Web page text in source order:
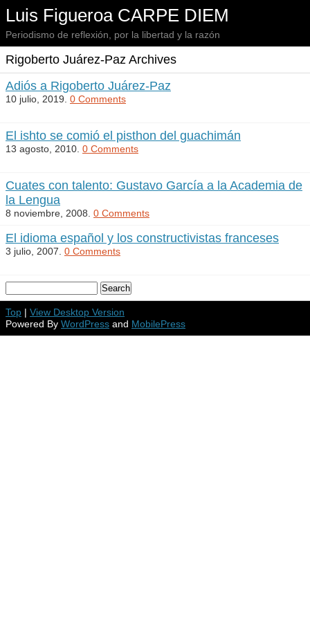
Luis Figueroa CARPE DIEM
Periodismo de reflexión, por la libertad y la razón
Rigoberto Juárez-Paz Archives
Adiós a Rigoberto Juárez-Paz
10 julio, 2019. 0 Comments
El ishto se comió el pisthon del guachimán
13 agosto, 2010. 0 Comments
Cuates con talento: Gustavo García a la Academia de
la Lengua
8 noviembre, 2008. 0 Comments
El idioma español y los constructivistas franceses
3 julio, 2007. 0 Comments
Top | View Desktop Version
Powered By WordPress and MobilePress